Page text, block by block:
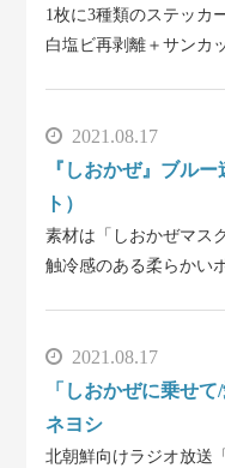
1枚に3種類のステッカ
白塩ビ再剥離＋サンカ
2021.08.17
『しおかぜ』ブル
ト）
素材は「しおかぜマス
触冷感のある柔らかい
2021.08.17
「しおかぜに乗せ
ネヨシ
北朝鮮向けラジオ放送